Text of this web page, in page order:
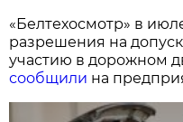
«Белтехосмотр» в
разрешения на
участию в дорожном
сообщили на